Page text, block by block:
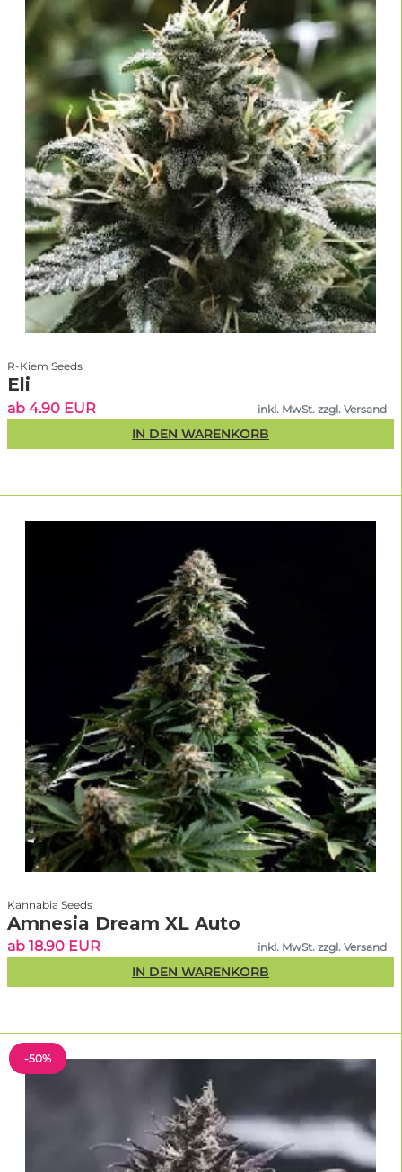
maximalen Erträge zu erreichen. In jedem Fall aber sind diese Sorten
im Durchschnitt etwas ertragreicher als andere, auch wenn sie mit
weniger Erfahrung angebaut werden. Auch dass alte Sprichwort
„Masse statt Klasse“ trifft hier nicht zu. Die meisten Hanfsamen mit
extrem hohem Ertrag stehen Marihuana Sorten mit weniger Ertrag in
puncto Qualität in nichts nach.
R-Kiem Seeds
Eli
ab 4.90 EUR inkl. MwSt. zzgl. Versand
IN DEN WARENKORB
Kannabia Seeds
Amnesia Dream XL Auto
ab 18.90 EUR inkl. MwSt. zzgl. Versand
IN DEN WARENKORB
-50%